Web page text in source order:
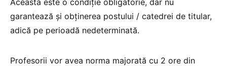
garantează și obținerea postului / catedrei de titular,
adică pe perioadă nedeterminată.
Profesorii vor avea norma majorată cu 2 ore din